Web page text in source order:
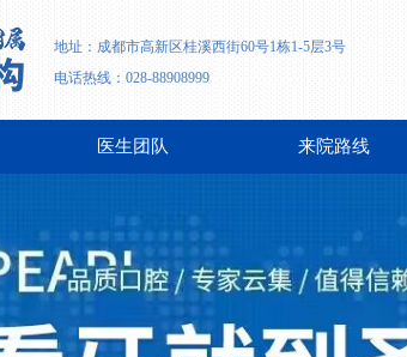
地址：成都市高新区桂溪西街60号1栋1-5层3号
电话热线：028-88908999
医生团队 来院路线